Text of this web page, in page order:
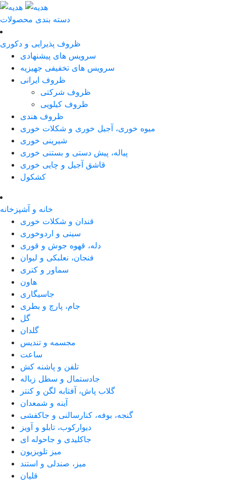
دسته بندی محصولات
ظروف پذیرایی و دکوری
سرویس های پیشنهادی
سرویس های تخفیفی جهیزیه
ظروف ایرانی
ظروف شرکتی
ظروف کیلویی
ظروف هندی
میوه خوری، آجیل خوری و شکلات خوری
شیرینی خوری
پیاله، پیش دستی و بستنی خوری
قاشق آجیل و چایی خوری
کشکول
خانه و آشپزخانه
قندان و شکلات خوری
سینی و اردوخوری
دله، قهوه جوش و قوری
فنجان، نعلبکی و لیوان
سماور و کتری
هاون
جاسیگاری
جام، پارچ و بطری
گل
گلدان
مجسمه و تندیس
ساعت
تلفن و پاشنه کش
جادستمال و سطل زباله
گلاب پاش، آفتابه لگن و کنتر
آینه و شمعدان
گنجه، بوفه، کنارسالنی و جاکفشی
دیوارکوب، تابلو و آویز
جاکلیدی و جاحوله ای
میز تلویزیون
میز، صندلی و استند
قلیان